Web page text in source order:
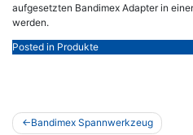
aufgesetzten Bandimex Adapter in
werden.
Posted in Produkte
Beitragsnavigation
Bandimex Spannwerkzeug